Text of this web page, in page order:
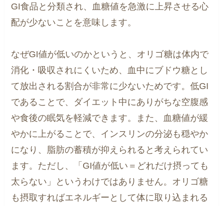
GI食品と分類され、血糖値を急激に上昇させる心
配が少ないことを意味します。
なぜGI値が低いのかというと、オリゴ糖は体内で
消化・吸収されにくいため、血中にブドウ糖とし
て放出される割合が非常に少ないためです。低GI
であることで、ダイエット中にありがちな空腹感
や食後の眠気を軽減できます。また、血糖値が緩
やかに上がることで、インスリンの分泌も穏やか
になり、脂肪の蓄積が抑えられると考えられてい
ます。ただし、「GI値が低い＝どれだけ摂っても
太らない」というわけではありません。オリゴ糖
も摂取すればエネルギーとして体に取り込まれる